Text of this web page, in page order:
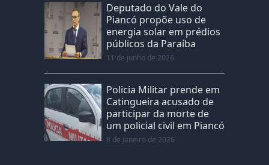
Deputado do Vale do
Piancó propõe uso de
energia solar em prédios
públicos da Paraíba
11 de junho de 2026
Policia Militar prende em
Catingueira acusado de
participar da morte de
um policial civil em Piancó
8 de janeiro de 2026